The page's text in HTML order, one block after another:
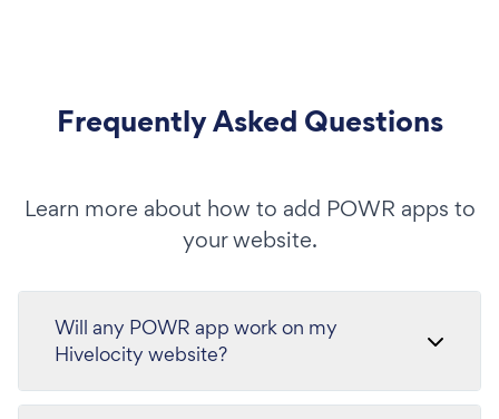
Frequently Asked Questions
Learn more about how to add POWR apps to
your website.
Will any POWR app work on my
Hivelocity website?